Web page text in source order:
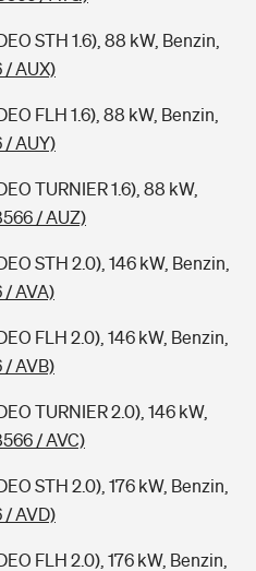
STH 1.6), 88 kW, Benzin,
/ AUX)
FLH 1.6), 88 kW, Benzin,
/ AUY)
TURNIER 1.6), 88 kW,
/ AUZ)
STH 2.0), 146 kW, Benzin,
/ AVA)
FLH 2.0), 146 kW, Benzin,
/ AVB)
TURNIER 2.0), 146 kW,
/ AVC)
STH 2.0), 176 kW, Benzin,
/ AVD)
FLH 2.0), 176 kW, Benzin,